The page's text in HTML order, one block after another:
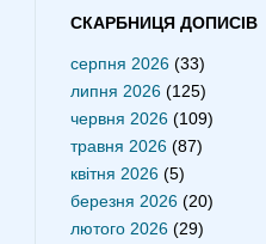
СКАРБНИЦЯ ДОПИСІВ
серпня 2026 (33)
липня 2026 (125)
червня 2026 (109)
травня 2026 (87)
квітня 2026 (5)
березня 2026 (20)
лютого 2026 (29)